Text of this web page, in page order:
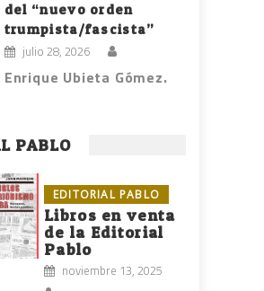
del “nuevo orden
trumpista/fascista”
julio 28, 2026
Enrique Ubieta Gómez.
PABLO
EDITORIAL PABLO
Libros en venta
de la Editorial
Pablo
noviembre 13, 2025